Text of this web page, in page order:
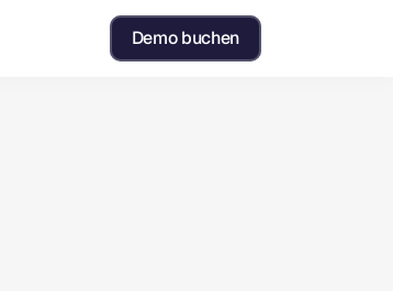
Demo buchen